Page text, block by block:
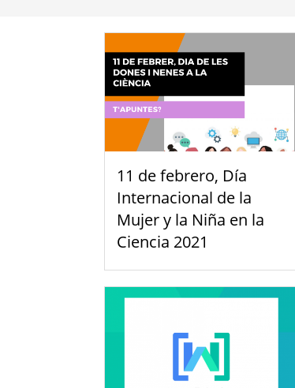
11 de febrero, Día
Internacional de la
Mujer y la Niña en la
Ciencia 2021